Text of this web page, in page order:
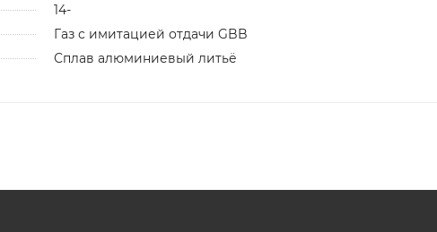
14-
Газ с имитацией отдачи GBB
Сплав алюминиевый литьё